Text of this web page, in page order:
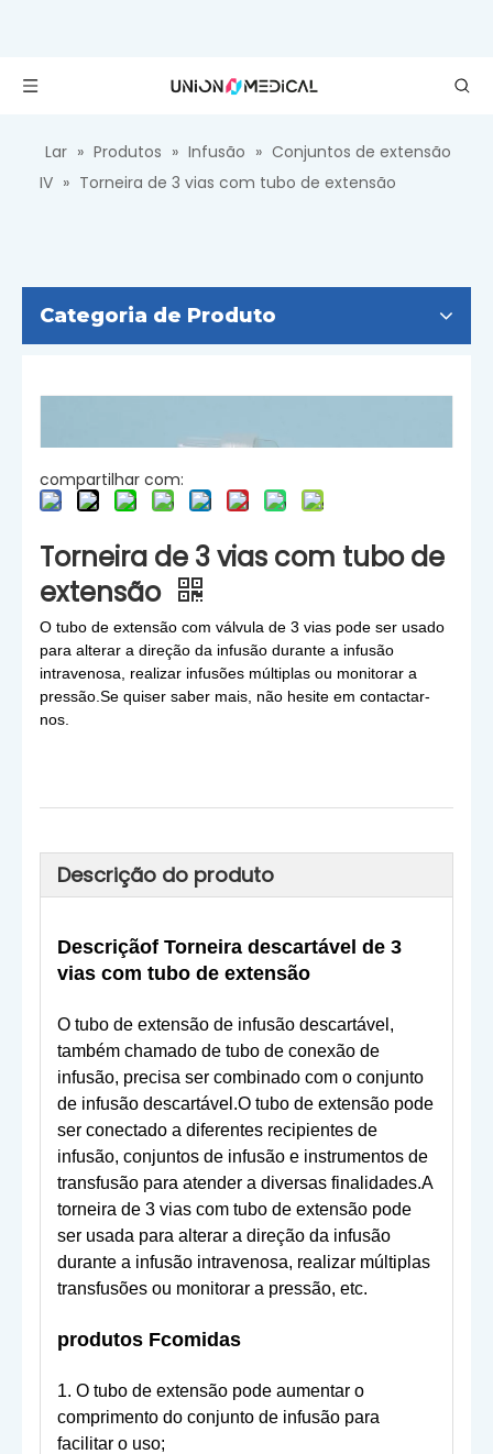
Lar » Produtos » Infusão » Conjuntos de extensão
IV » Torneira de 3 vias com tubo de extensão
Categoria de Produto
compartilhar com:
Torneira de 3 vias com tubo de
extensão
O tubo de extensão com válvula de 3 vias pode ser usado
para alterar a direção da infusão durante a infusão
intravenosa, realizar infusões múltiplas ou monitorar a
pressão.Se quiser saber mais, não hesite em contactar-
nos.
Descrição do produto
Descriçãof Torneira descartável de 3
vias com tubo de extensão
O tubo de extensão de infusão descartável,
também chamado de tubo de conexão de
infusão, precisa ser combinado com o conjunto
de infusão descartável.O tubo de extensão pode
ser conectado a diferentes recipientes de
infusão, conjuntos de infusão e instrumentos de
transfusão para atender a diversas finalidades.A
torneira de 3 vias com tubo de extensão pode
ser usada para alterar a direção da infusão
durante a infusão intravenosa, realizar múltiplas
transfusões ou monitorar a pressão, etc.
produtos Fcomidas
1. O tubo de extensão pode aumentar o
comprimento do conjunto de infusão para
facilitar o uso;